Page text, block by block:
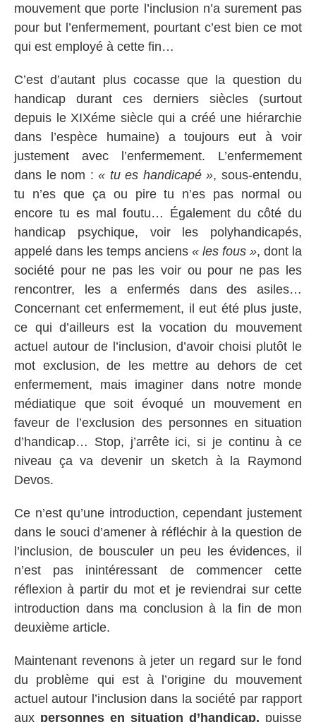
mouvement que porte l’inclusion n’a surement pas
pour but l’enfermement, pourtant c’est bien ce mot
qui est employé à cette fin…
C’est d’autant plus cocasse que la question du
handicap durant ces derniers siècles (surtout
depuis le XIXéme siècle qui a créé une hiérarchie
dans l’espèce humaine) a toujours eut à voir
justement avec l’enfermement. L’enfermement
dans le nom :« tu es handicapé », sous-entendu,
tu n’es que ça ou pire tu n’es pas normal ou
encore tu es mal foutu… Également du côté du
handicap psychique, voir les polyhandicapés,
appelé dans les temps anciens « les fous », dont la
société pour ne pas les voir ou pour ne pas les
rencontrer, les a enfermés dans des asiles…
Concernant cet enfermement, il eut été plus juste,
ce qui d’ailleurs est la vocation du mouvement
actuel autour de l’inclusion, d’avoir choisi plutôt le
mot exclusion, de les mettre au dehors de cet
enfermement, mais imaginer dans notre monde
médiatique que soit évoqué un mouvement en
faveur de l’exclusion des personnes en situation
d’handicap… Stop, j’arrête ici, si je continu à ce
niveau ça va devenir un sketch à la Raymond
Devos.
Ce n’est qu’une introduction, cependant justement
dans le souci d’amener à réfléchir à la question de
l’inclusion, de bousculer un peu les évidences, il
n’est pas inintéressant de commencer cette
réflexion à partir du mot et je reviendrai sur cette
introduction dans ma conclusion à la fin de mon
deuxième article.
Maintenant revenons à jeter un regard sur le fond
du problème qui est à l’origine du mouvement
actuel autour l’inclusion dans la société par rapport
aux personnes en situation d’handicap, puisse